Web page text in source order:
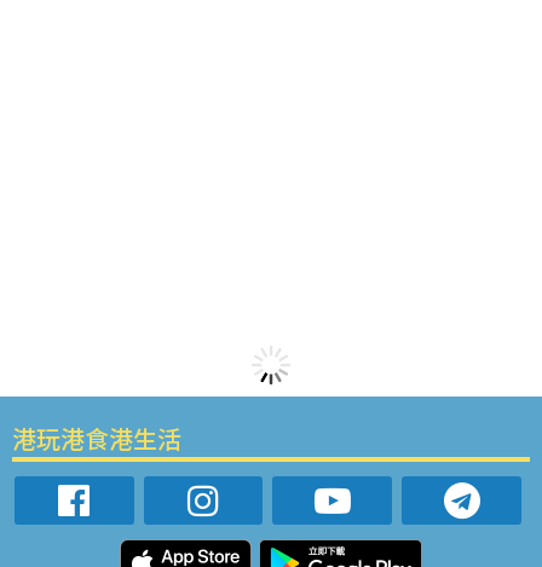
港玩港食港生活